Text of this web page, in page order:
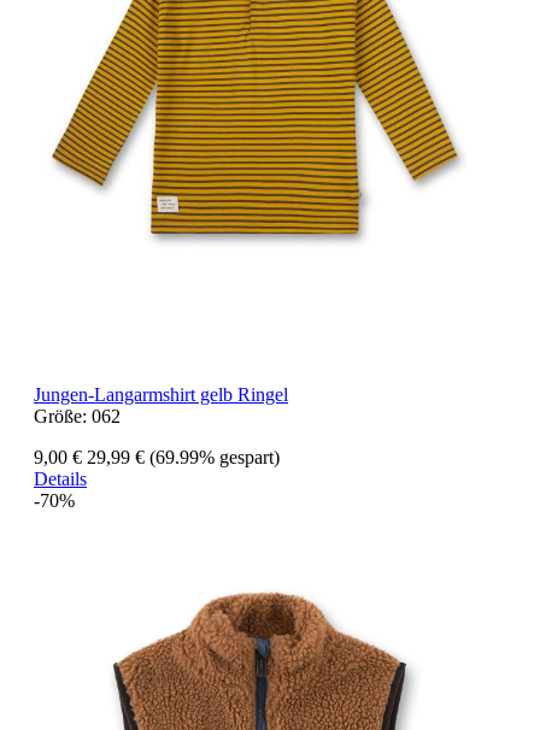
Jungen-Langarmshirt gelb Ringel
Größe: 062
9,00 € 29,99 € (69.99% gespart)
Details
-70%